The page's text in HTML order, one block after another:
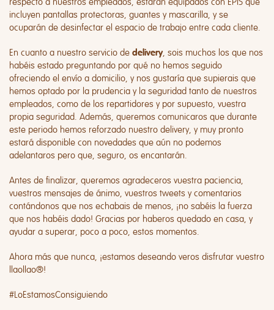
incluyen pantallas protectoras, guantes y mascarilla, y se
ocuparán de desinfectar el espacio de trabajo entre cada cliente.
En cuanto a nuestro servicio de delivery, sois muchos los que nos
habéis estado preguntando por qué no hemos seguido
ofreciendo el envío a domicilio, y nos gustaría que supierais que
hemos optado por la prudencia y la seguridad tanto de nuestros
empleados, como de los repartidores y por supuesto, vuestra
propia seguridad. Además, queremos comunicaros que durante
este periodo hemos reforzado nuestro delivery, y muy pronto
estará disponible con novedades que aún no podemos
adelantaros pero que, seguro, os encantarán.
Antes de finalizar, queremos agradeceros vuestra paciencia,
vuestros mensajes de ánimo, vuestros tweets y comentarios
contándonos que nos echabais de menos, ¡no sabéis la fuerza
que nos habéis dado! Gracias por haberos quedado en casa, y
ayudar a superar, poco a poco, estos momentos.
Ahora más que nunca, ¡estamos deseando veros disfrutar vuestro
llaollao®!
#LoEstamosConsiguiendo